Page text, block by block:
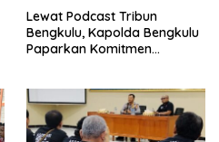
Lewat Podcast Tribun
Bengkulu, Kapolda Bengkulu
Paparkan Komitmen